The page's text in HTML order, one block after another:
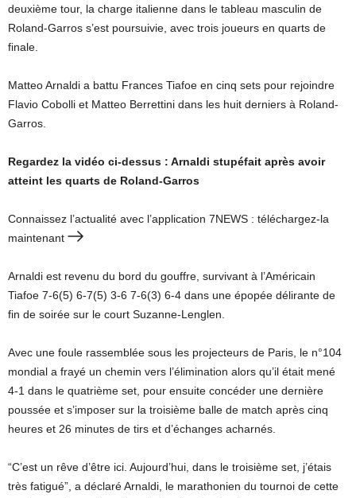
deuxième tour, la charge italienne dans le tableau masculin de
Roland-Garros s’est poursuivie, avec trois joueurs en quarts de
finale.
Matteo Arnaldi a battu Frances Tiafoe en cinq sets pour rejoindre
Flavio Cobolli et Matteo Berrettini dans les huit derniers à Roland-
Garros.
Regardez la vidéo ci-dessus : Arnaldi stupéfait après avoir
atteint les quarts de Roland-Garros
Connaissez l’actualité avec l’application 7NEWS : téléchargez-la
maintenant
Arnaldi est revenu du bord du gouffre, survivant à l’Américain
Tiafoe 7-6(5) 6-7(5) 3-6 ‌7-6(3) 6-4 dans une épopée délirante de
fin de soirée sur le court Suzanne-Lenglen.
Avec une foule rassemblée sous les projecteurs de Paris, le n°104
mondial a frayé un chemin vers l’élimination alors qu’il était mené
4-1 dans le quatrième set, pour ensuite concéder une dernière
poussée et s’imposer sur la troisième balle de match après cinq
heures et 26 minutes de tirs et d’échanges acharnés.
“C’est un rêve d’être ici. Aujourd’hui, dans le troisième set, j’étais
très fatigué”, a déclaré Arnaldi, le marathonien du tournoi de cette